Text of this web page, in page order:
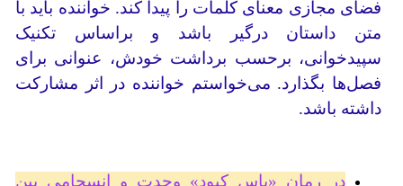
فضای مجازی معنای کلمات را پیدا کند. خواننده باید با
متن داستان درگیر باشد و براساس تکنیک
سپیدخوانی، برحسب برداشت خودش، عنوانی برای
فصل‌ها بگذارد. می‌خواستم خواننده در اثر مشارکت
داشته باشد.
در رمان «یاس کبود» وحدت و انسجامی بین